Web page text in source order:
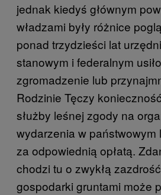
jednak kiedyś głównym
władzami były różnice
ponad trzydzieści lat
stanowym i federalnym
zgromadzenie lub
Rodzinie Tęczy
służby leśnej zgody na
wydarzenia w państwowym
za odpowiednią opłatą.
chodzi tu o zwykłą
gospodarki gruntami może